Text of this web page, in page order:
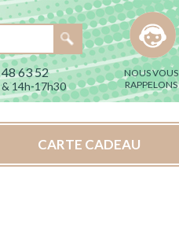
63 52
14h-17h30
NOUS VOUS
RAPPELONS
CARTE CADEAU